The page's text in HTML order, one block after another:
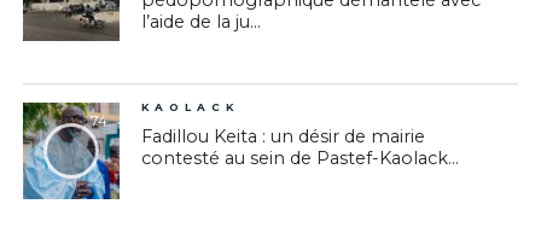
l’aide de la ju...
74
KAOLACK
Fadillou Keita : un désir de mairie
contesté au sein de Pastef-Kaolack...